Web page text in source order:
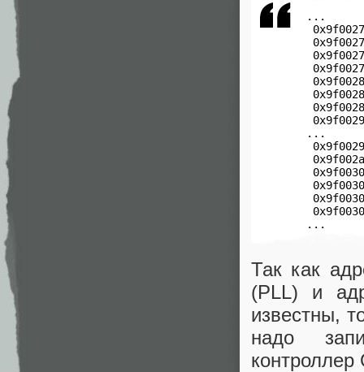
...
...
...
Так как
(PLL) и
известны,
надо